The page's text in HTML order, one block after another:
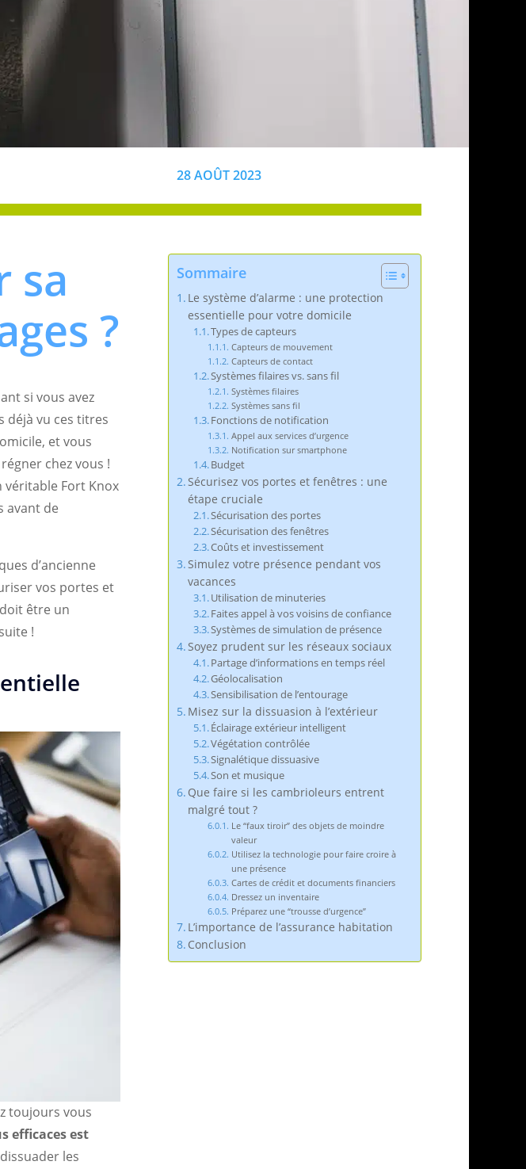
28 AOÛT 2023
sa
?
si vous avez
déjà vu ces titres
et vous
chez vous !
Fort Knox
avant de
d’ancienne
vos portes et
être un
!
toujours vous
efficaces est
les
Sommaire
Le système d’alarme : une protection
essentielle pour votre domicile
Types de capteurs
Capteurs de mouvement
Capteurs de contact
Systèmes filaires vs. sans fil
Systèmes filaires
Systèmes sans fil
Fonctions de notification
Appel aux services d’urgence
Notification sur smartphone
Budget
Sécurisez vos portes et fenêtres : une
étape cruciale
Sécurisation des portes
Sécurisation des fenêtres
Coûts et investissement
Simulez votre présence pendant vos
vacances
Utilisation de minuteries
Faites appel à vos voisins de confiance
Systèmes de simulation de présence
Soyez prudent sur les réseaux sociaux
Partage d’informations en temps réel
Géolocalisation
Sensibilisation de l’entourage
Misez sur la dissuasion à l’extérieur
Éclairage extérieur intelligent
Végétation contrôlée
Signalétique dissuasive
Son et musique
Que faire si les cambrioleurs entrent
malgré tout ?
Le “faux tiroir” des objets de moindre
valeur
Utilisez la technologie pour faire croire à
une présence
Cartes de crédit et documents financiers
Dressez un inventaire
Préparez une “trousse d’urgence”
L’importance de l’assurance habitation
Conclusion